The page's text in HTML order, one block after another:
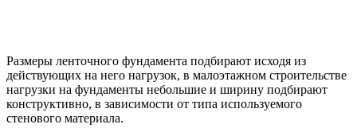
Размеры ленточного фундамента подбирают исходя из
действующих на него нагрузок, в малоэтажном строительстве
нагрузки на фундаменты небольшие и ширину подбирают
конструктивно, в зависимости от типа используемого
стенового материала.